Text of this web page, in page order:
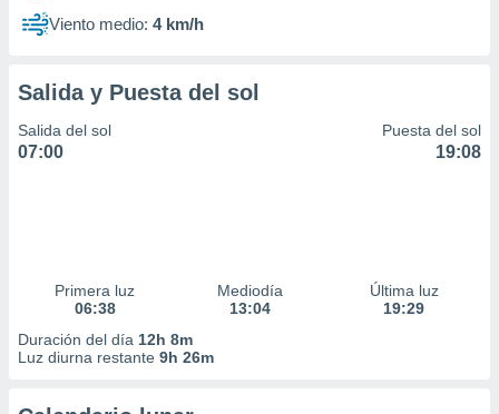
de
Viento medio: 4 km/h
Salida y Puesta del sol
Salida del sol
07:00
Puesta del sol
19:08
Primera luz
06:38
Mediodía
13:04
Última luz
19:29
Duración del día 12h 8m
Luz diurna restante 9h 26m